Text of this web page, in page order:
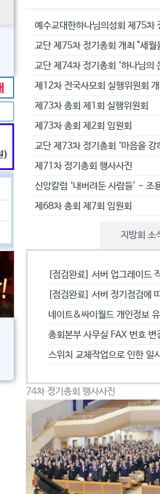
교단 제75차 정기총회 개최 "세
교단 제74차 정기총회 ‘하나님의
제12차 전국사모회 실행위원회 개
제73차 총회 제1회 실행위원회
제73차 총회 제2회 임원회
교단 제73차 정기총회 ‘마음을 강
제71차 정기총회 행사사진
신앙칼럼 ‘내버려둔 사람들’ - 조
제68차 총회 제7회 임원회
지방회 소
[점검완료] 서버 업그레이드
[점검완료] 서버 정기점검에
네이트&싸이월드 개인정보
총회본부 사무실 FAX 번호 변
스위치 교체작업으로 인한 일
74차 정기총회 행사사진